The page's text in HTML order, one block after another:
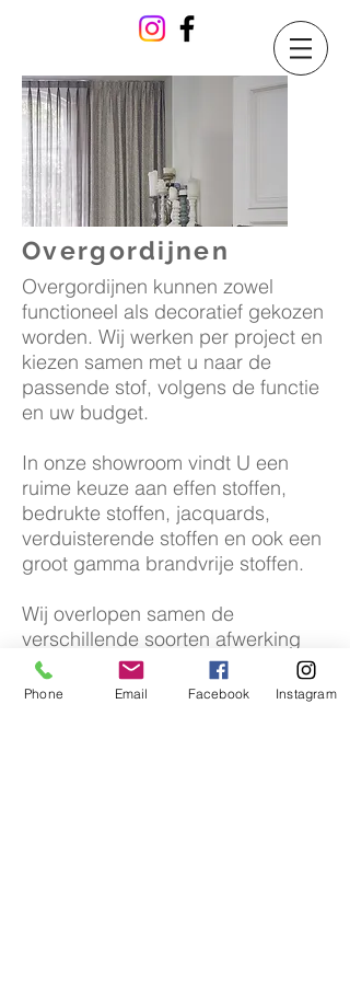
Overgordijnen
Overgordijnen kunnen zowel
functioneel als decoratief gekozen
worden. Wij werken per project en
kiezen samen met u naar de
passende stof, volgens de functie
en uw budget.
In onze showroom vindt U een
ruime keuze aan effen stoffen,
bedrukte stoffen, jacquards,
verduisterende stoffen en ook een
groot gamma brandvrije stoffen.
Wij overlopen samen de
verschillende soorten afwerking
met U aan de hand van
geconfectioneerde stalen.
Phone Email Facebook Instagram